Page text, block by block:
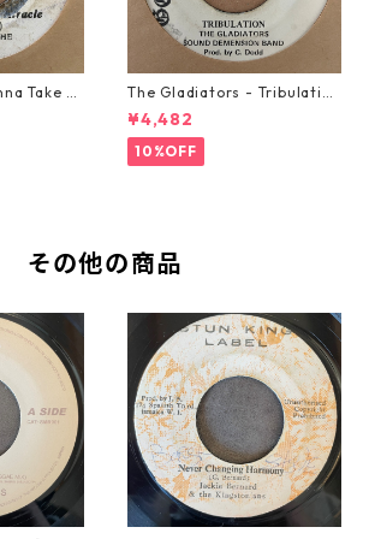
Take A
The Gladiators - Tribulation
【7-21365】
¥4,482
10%OFF
その他の商品